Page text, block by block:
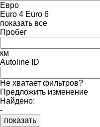
Евро
Euro 4 Euro 6
показать все
Пробег
км
Autoline ID
Не хватает фильтров?
Предложить изменение
Найдено:
-
показать